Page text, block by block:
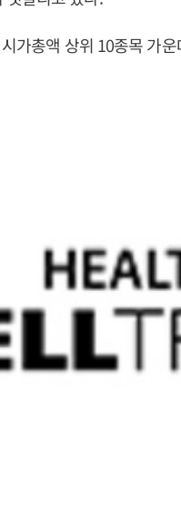
가총액 상위 10종목 가